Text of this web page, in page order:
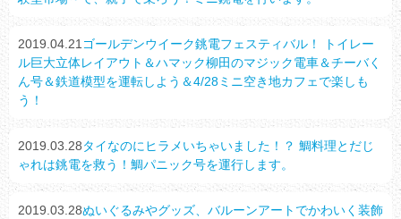
2019.04.21ゴールデンウイーク銚電フェスティバル！ トイレー
ル巨大立体レイアウト＆ハマック柳田のマジック電車＆チーバく
ん号＆鉄道模型を運転しよう＆4/28ミニ空き地カフェで楽しも
う！
2019.03.28タイなのにヒラメいちゃいました！？ 鯛料理とだじ
ゃれは銚電を救う！鯛パニック号を運行します。
2019.03.28ぬいぐるみやグッズ、バルーンアートでかわいく装飾